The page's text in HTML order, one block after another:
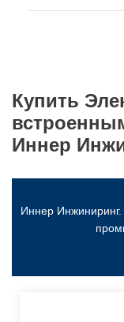
Купить
Иннер
Иннер